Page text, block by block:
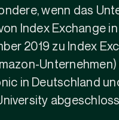
wenn das
Index Exchange
2019 zu Index
in Deutschland